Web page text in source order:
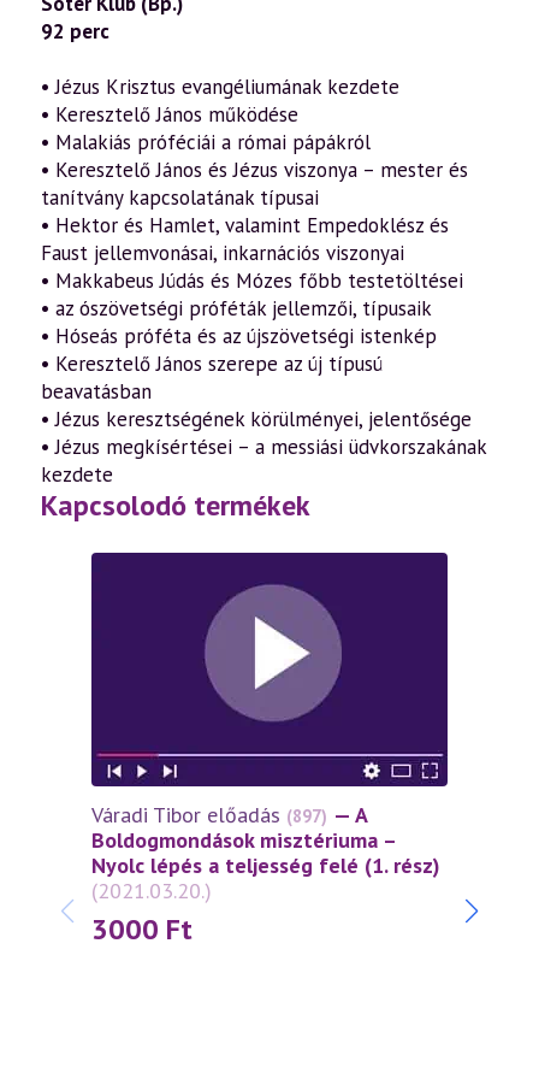
92 perc
• Jézus Krisztus evangéliumának kezdete
• Keresztelő János működése
• Malakiás próféciái a római pápákról
• Keresztelő János és Jézus viszonya – mester és
tanítvány kapcsolatának típusai
• Hektor és Hamlet, valamint Empedoklész és
Faust jellemvonásai, inkarnációs viszonyai
• Makkabeus Júdás és Mózes főbb testetöltései
• az ószövetségi próféták jellemzői, típusaik
• Hóseás próféta és az újszövetségi istenkép
• Keresztelő János szerepe az új típusú
beavatásban
• Jézus keresztségének körülményei, jelentősége
• Jézus megkísértései – a messiási üdvkorszakának
kezdete
Kapcsolodó termékek
Váradi Tibor előadás (897) — A
Boldogmondások misztériuma –
Nyolc lépés a teljesség felé (1. rész)
(2021.03.20.)
3000 Ft